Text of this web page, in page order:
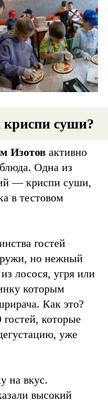
суши?
Изотов активно
Одна из
— криспи суши,
в тестовом
гостей
но нежный
лосося, угря или
которым
Как это?
которые
уже
на вкус.
высокий